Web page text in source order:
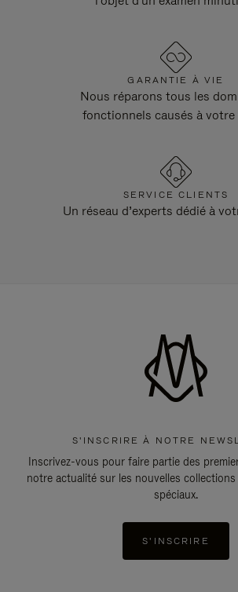
GARANTIE À VIE
Nous réparons tous les
fonctionnels causés à votre
SERVICE CLIENTS
Un réseau d’experts dédié à
S'INSCRIRE À NOTRE
Inscrivez-vous pour faire partie des
notre actualité sur les nouvelles
spéciaux.
S'INSCRIRE